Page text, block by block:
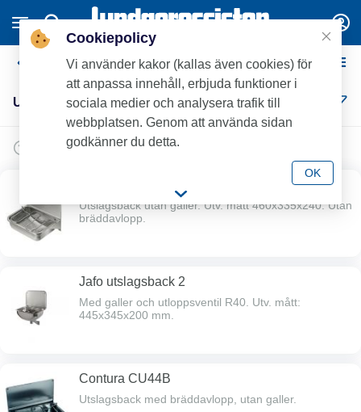
Utslagsbackar, tvättställ
Utslagsbackar, tvättställ (10)
Utslagsback utan galler. Utv. mått 460x335x240. Utan
bräddavlopp.
Jafo utslagsback 2
Med galler och utloppsventil R40. Utv. mått:
445x345x200 mm.
Contura CU44B
Utslagsback med bräddavlopp, utan galler.
Cookiepolicy
Vi använder kakor (kallas även cookies) för
att anpassa innehåll, erbjuda funktioner i
sociala medier och analysera trafik till
webbplatsen. Genom att använda sidan
godkänner du detta.
OK